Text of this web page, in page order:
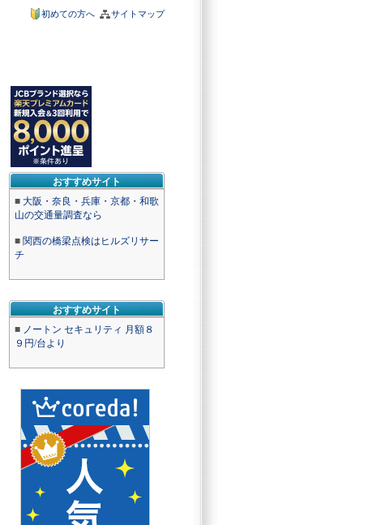
サイトマップ
初めての方へ
おすすめサイト
■ 大阪・奈良・兵庫・京都・和歌
山の交通量調査なら
■ 関西の橋梁点検はヒルズリサー
チ
おすすめサイト
■ ノートン セキュリティ 月額８
９円/台より